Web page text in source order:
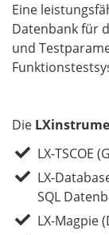
Eine
Datenbank für
und
Die
LX-TSCOE
LX-
SQL
LX-Magpie